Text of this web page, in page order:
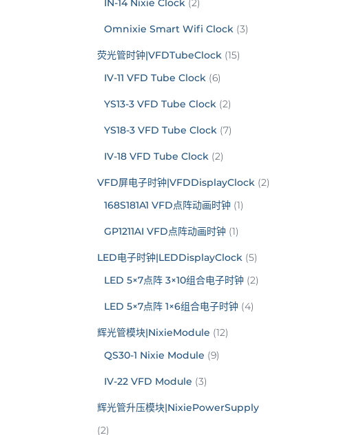
IN-14 Nixie Clock(2)
Omnixie Smart Wifi Clock(3)
荧光管时钟|VFDTubeClock(15)
IV-11 VFD Tube Clock(6)
YS13-3 VFD Tube Clock(2)
YS18-3 VFD Tube Clock(7)
IV-18 VFD Tube Clock(2)
VFD屏电子时钟|VFDDisplayClock(2)
168S181A1 VFD点阵动画时钟(1)
GP1211AI VFD点阵动画时钟(1)
LED电子时钟|LEDDisplayClock(5)
LED 5×7点阵 3×10组合电子时钟(2)
LED 5×7点阵 1×6组合电子时钟(4)
辉光管模块|NixieModule (12)
QS30-1 Nixie Module (9)
IV-22 VFD Module (3)
辉光管升压模块|NixiePowerSupply
(2)